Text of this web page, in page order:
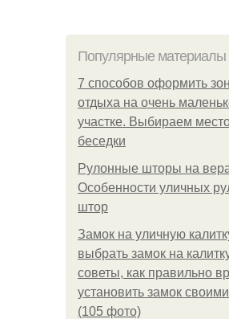
Популярные материалы
7 способов оформить
отдыха на очень
участке. Выбираем
беседки
Рулонные шторы на
Особенности уличных
штор
Замок на уличную
выбрать замок на
советы, как правильно
установить замок
(105 фото)